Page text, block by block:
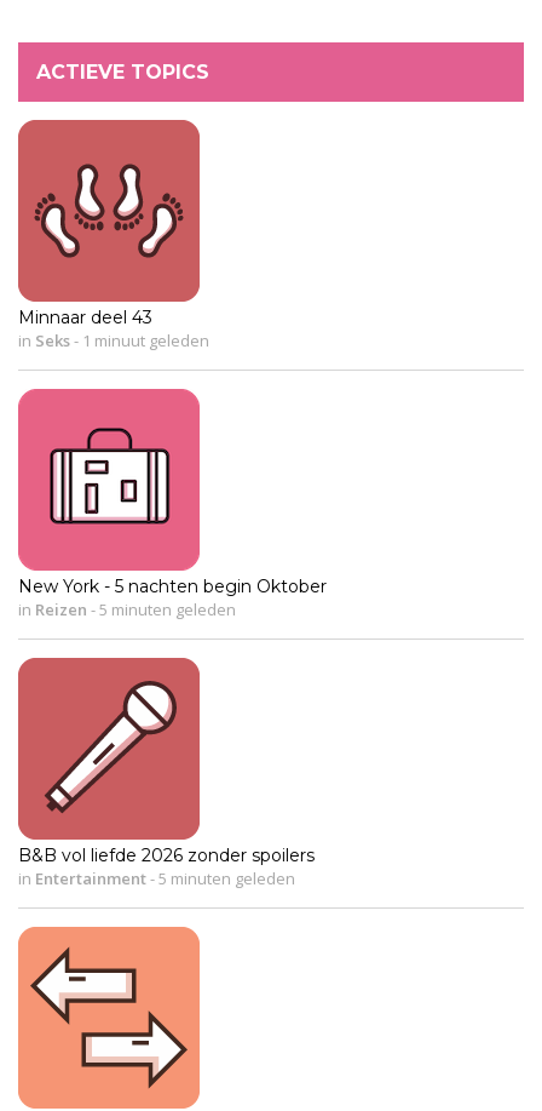
ACTIEVE TOPICS
Minnaar deel 43
in Seks- 1 minuut geleden
New York - 5 nachten begin Oktober
in Reizen -5 minuten geleden
B&B vol liefde 2026 zonder spoilers
in Entertainment-5 minuten geleden